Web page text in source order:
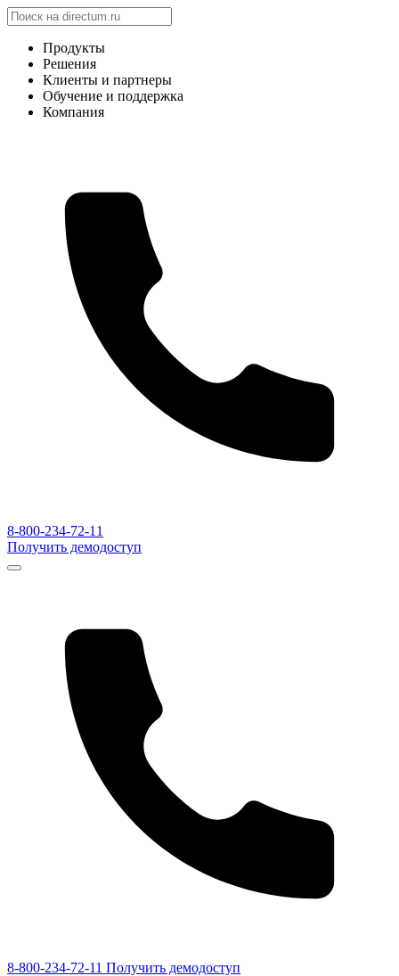
Продукты
Решения
Клиенты и партнеры
Обучение и поддержка
Компания
8-800-234-72-11
Получить демодоступ
8-800-234-72-11 Получить демодоступ